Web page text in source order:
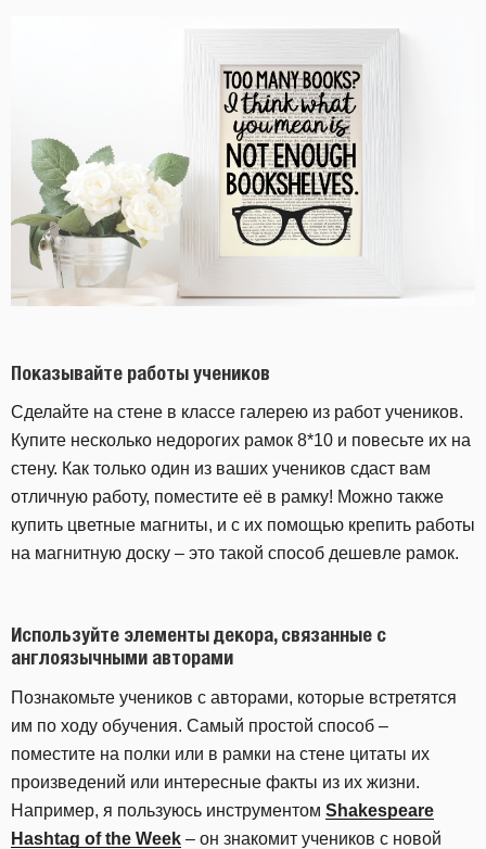
Показывайте работыучеников
Сделайте на стене в классе галерею из работ учеников.
Купите несколько недорогих рамок 8*10 и повесьте их на
стену. Как только один из ваших учеников сдаст вам
отличную работу, поместите её в рамку! Можно также
купить цветные магниты, и с их помощью крепить работы
на магнитную доску – это такой способ дешевле рамок.
Используйте элементы декора, связанные с
англоязычными авторами
Познакомьте учеников с авторами, которые встретятся
им по ходу обучения. Самый простой способ –
поместите на полки или в рамки на стене цитаты их
произведений или интересные факты из их жизни.
Например, я пользуюсь инструментом Shakespeare
Hashtag of the Week – он знакомит учеников с новой